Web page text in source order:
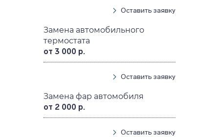
Оставить заявку
Замена автомобильного
термостата
от 3 000 р.
Оставить заявку
Замена фар автомобиля
от 2 000 р.
Оставить заявку